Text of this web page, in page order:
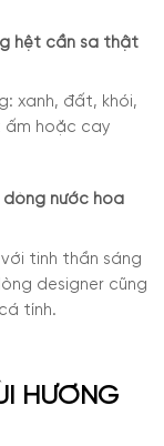
hệt cần sa thật
xanh, đất, khói,
ấm hoặc cay
nước hoa
tinh thần sáng
designer cũng
tính.
HƯƠNG